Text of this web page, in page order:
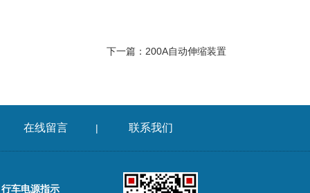
下一篇： 200A自动伸缩装置
在线留言 | 联系我们
车电源指示